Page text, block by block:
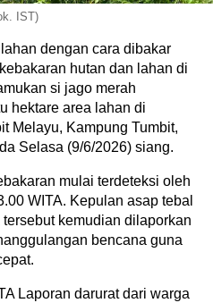
IST)
dengan cara dibakar
hutan dan lahan di
si jago merah
hektare area lahan di
Melayu, Kampung Tumbit,
Selasa (9/6/2026) siang.
mulai terdeteksi oleh
WITA. Kepulan asap tebal
kemudian dilaporkan
bencana guna
Laporan darurat dari warga